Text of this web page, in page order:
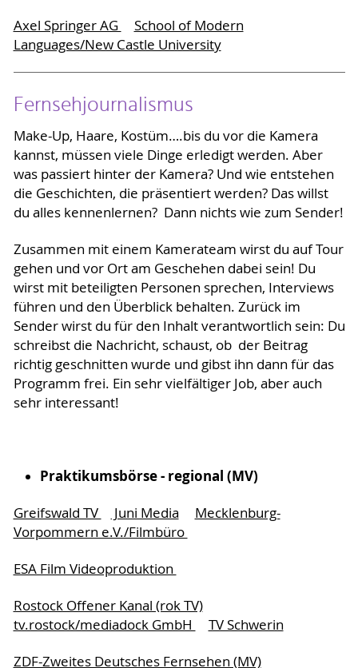
Axel Springer AG
School of Modern
Languages/New Castle University
Fernsehjournalismus
Make-Up, Haare, Kostüm….bis du vor die Kamera
kannst, müssen viele Dinge erledigt werden. Aber
was passiert hinter der Kamera? Und wie entstehen
die Geschichten, die präsentiert werden? Das willst
du alles kennenlernen? Dann nichts wie zum Sender!
Zusammen mit einem Kamerateam wirst du auf Tour
gehen und vor Ort am Geschehen dabei sein! Du
wirst mit beteiligten Personen sprechen, Interviews
führen und den Überblick behalten. Zurück im
Sender wirst du für den Inhalt verantwortlich sein: Du
schreibst die Nachricht, schaust, ob der Beitrag
richtig geschnitten wurde und gibst ihn dann für das
Programm frei. Ein sehr vielfältiger Job, aber auch
sehr interessant!
Praktikumsbörse - regional (MV)
Greifswald TV Juni Media
Mecklenburg-
Vorpommern e.V./Filmbüro
ESA Film Videoproduktion
Rostock Offener Kanal (rok TV)
tv.rostock/mediadock GmbH
TV Schwerin
ZDF-Zweites Deutsches Fernsehen (MV)